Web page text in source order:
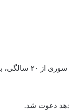
دولتشاهی پنج سال پیش از
دعوت شد.